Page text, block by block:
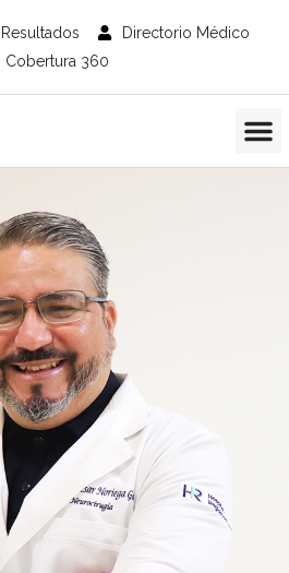
Resultados
Directorio Médico
Cobertura 360